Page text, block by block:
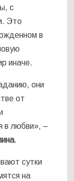
с
Это
в
иначе.
они
от
в любви», –
.
сутки
на